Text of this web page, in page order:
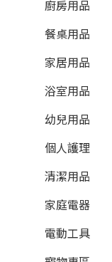
廚房用品
餐桌用品
家居用品
浴室用品
幼兒用品
個人護理
清潔用品
家庭電器
電動工具